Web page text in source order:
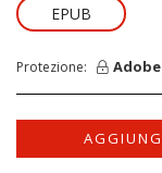
EPUB
Protezione: Adobe